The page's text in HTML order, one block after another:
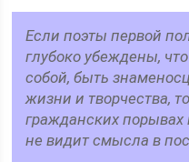
Если поэты первой
глубоко убеждены,
собой, быть
жизни и творчества,
гражданских порывах
не видит смысла в